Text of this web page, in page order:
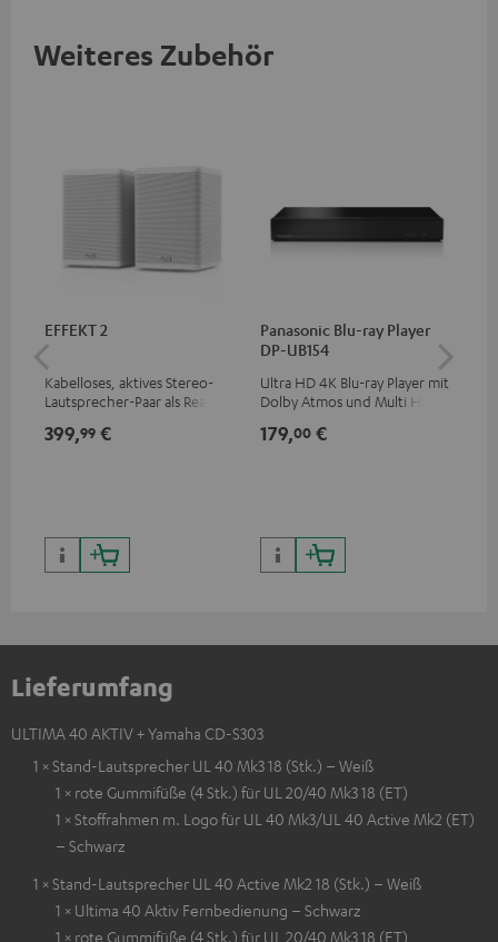
Weiteres Zubehör
EFFEKT 2
Kabelloses, aktives Stereo-
Lautsprecher-Paar als Rear-
geeignete Teufel Systeme
399,99 €
Panasonic Blu-ray Player
DP-UB154
Ultra HD 4K Blu-ray Player mit
Dolby Atmos und Multi HDR-
HDR10+ für eine überragende
179,00 €
Lieferumfang
ULTIMA 40 AKTIV + Yamaha CD-S303
1 × Stand-Lautsprecher UL 40 Mk3 18 (Stk.) – Weiß
1 × rote Gummifüße (4 Stk.) für UL 20/40 Mk3 18 (ET)
1 × Stoffrahmen m. Logo für UL 40 Mk3/UL 40 Active Mk2 (ET)
– Schwarz
1 × Stand-Lautsprecher UL 40 Active Mk2 18 (Stk.) – Weiß
1 × Ultima 40 Aktiv Fernbedienung – Schwarz
1 × rote Gummifüße (4 Stk.) für UL 20/40 Mk3 18 (ET)